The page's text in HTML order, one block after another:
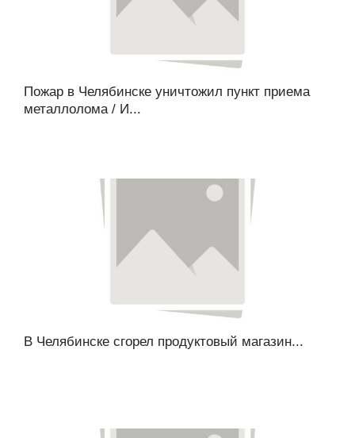
Пожар в Челябинске уничтожил пункт приема
металлолома / И...
В Челябинске сгорел продуктовый магазин...